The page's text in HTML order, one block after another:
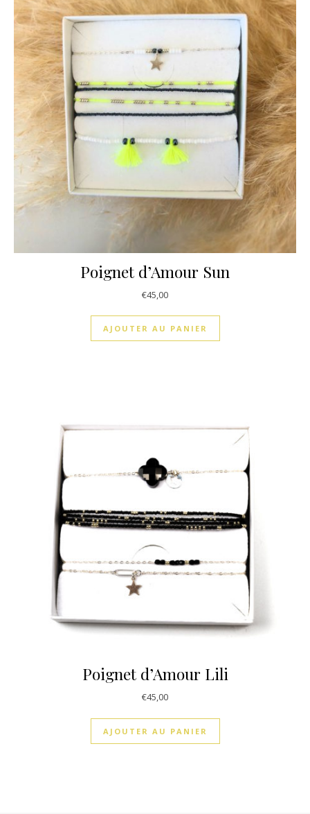
Poignet d’Amour Sun
€45,00
AJOUTER AU PANIER
Poignet d’Amour Lili
€45,00
AJOUTER AU PANIER